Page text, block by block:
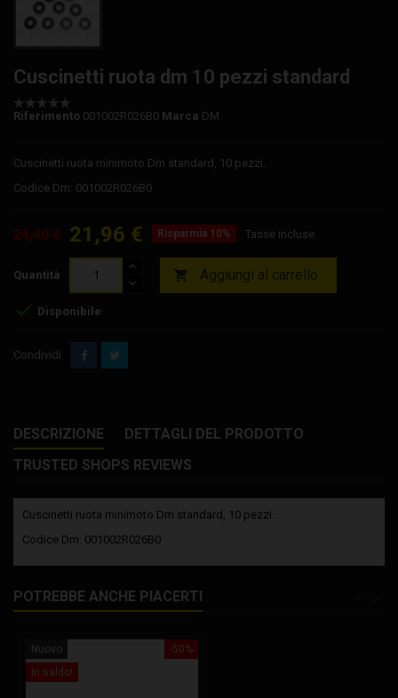
Cuscinetti ruota dm 10 pezzi standard
Riferimento 001002R026B0 Marca DM
Cuscinetti ruota minimoto Dm standard, 10 pezzi.
Codice Dm: 001002R026B0
24,40 € 21,96 € Risparmia 10% Tasse incluse
Quantità  Aggiungi al carrello
 Disponibile
Condividi
DESCRIZIONE
DETTAGLI DEL PRODOTTO
TRUSTED SHOPS REVIEWS
Cuscinetti ruota minimoto Dm standard, 10 pezzi.
Codice Dm: 001002R026B0
POTREBBE ANCHE PIACERTI
-50%
Nuovo
In saldo!